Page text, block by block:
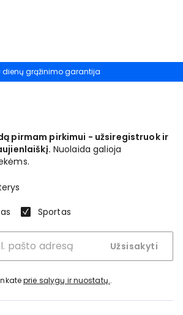
dienų grąžinimo garantija
pirmam pirkimui - užsiregistruok ir
Nuolaida galioja
Sportas
Užsisakyti
prie sąlygų ir nuostatų..